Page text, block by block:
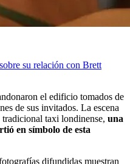
su relación con Brett
el edificio tomados de
de sus invitados. La escena
taxi londinense, una
en símbolo de esta
difundidas muestran